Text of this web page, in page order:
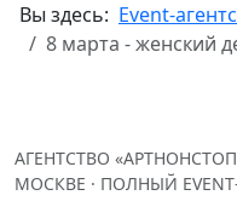
Вы здесь: Event-
8 марта - женский
АГЕНТСТВО
МОСКВЕ · ПОЛНЫЙ